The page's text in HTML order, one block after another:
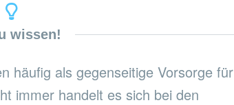
wissen!
häufig als gegenseitige Vorsorge für
immer handelt es sich bei den